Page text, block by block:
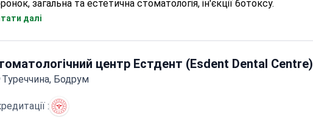
загальна та естетична стоматологія, ін'єкції ботоксу.
центр Zirve приймає на лікування дітей та дорослих.
далі
центр Естдент (Esdent Dental Centre)
Туреччина, Бодрум
: